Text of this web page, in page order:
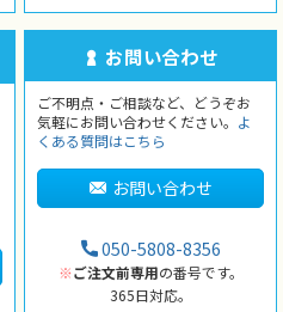
お問い合わせ
ご不明点・ご相談など、どうぞお
気軽にお問い合わせください。 よ
くある質問はこちら
お問い合わせ
050-5808-8356
※ご注文前専用の番号です。
365日対応。